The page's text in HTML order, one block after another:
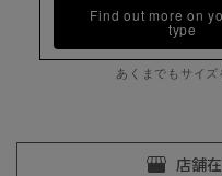
Find out more on
type
あくまでもサイズ